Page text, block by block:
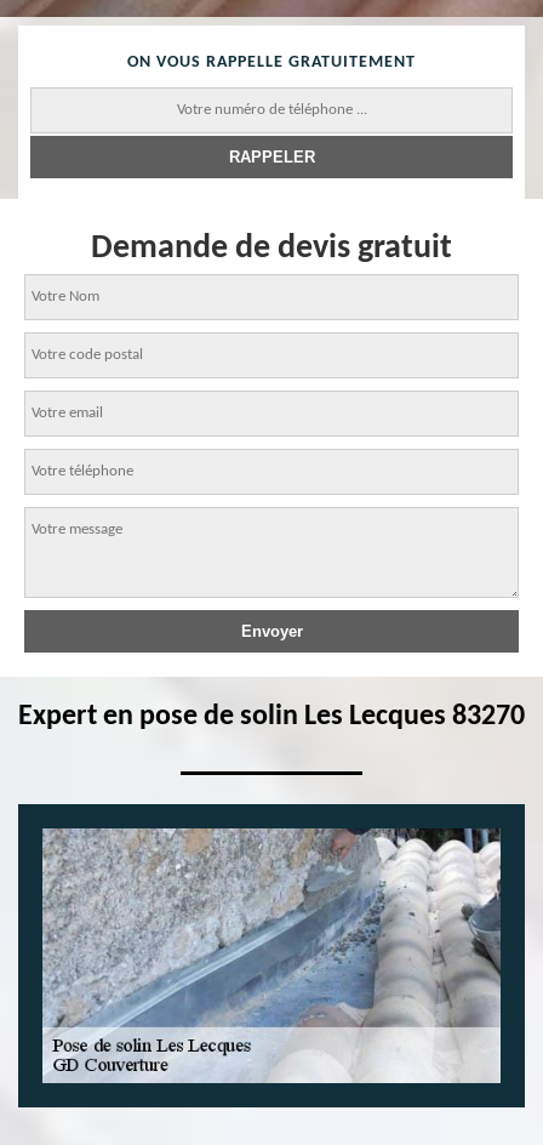
ON VOUS RAPPELLE GRATUITEMENT
Demande de devis gratuit
Expert en pose de solin Les Lecques 83270